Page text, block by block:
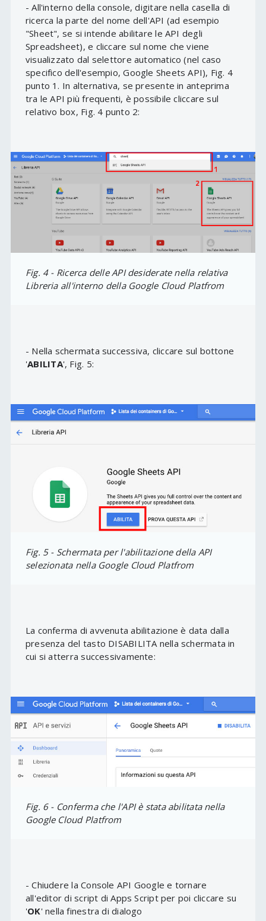
- All'interno della console, digitare nella casella di
ricerca la parte del nome dell'API (ad esempio
"Sheet", se si intende abilitare le API degli
Spreadsheet), e cliccare sul nome che viene
visualizzato dal selettore automatico (nel caso
specifico dell'esempio, Google Sheets API), Fig. 4
punto 1. In alternativa, se presente in anteprima
tra le API più frequenti, è possibile cliccare sul
relativo box, Fig. 4 punto 2:
Fig. 4 - Ricerca delle API desiderate nella relativa
Libreria all'interno della Google Cloud Platfrom
- Nella schermata successiva, cliccare sul bottone
'ABILITA', Fig. 5:
Fig. 5 - Schermata per l'abilitazione della API
selezionata nella Google Cloud Platfrom
La conferma di avvenuta abilitazione è data dalla
presenza del tasto DISABILITA nella schermata in
cui si atterra successivamente:
Fig. 6 - Conferma che l'API è stata abilitata nella
Google Cloud Platfrom
- Chiudere la Console API Google e tornare
all'editor di script di Apps Script per poi cliccare su
'OK' nella finestra di dialogo